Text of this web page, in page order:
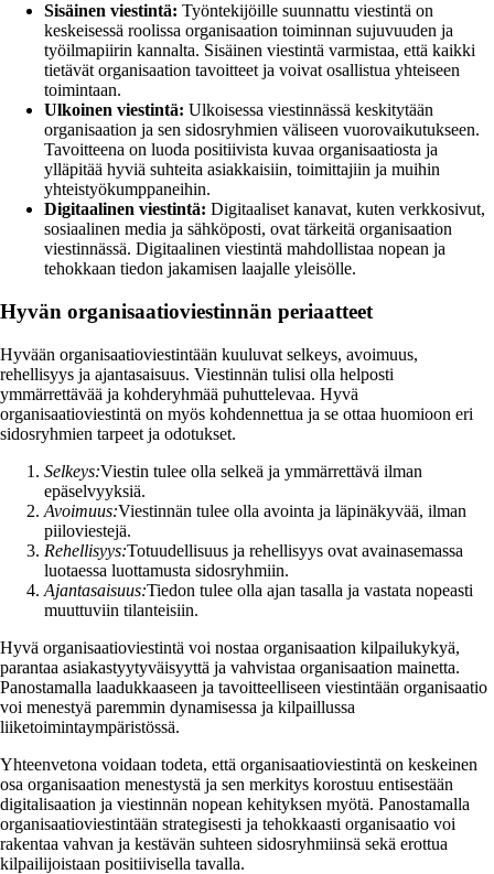
Sisäinen viestintä: Työntekijöille suunnattu viestintä on
keskeisessä roolissa organisaation toiminnan sujuvuuden ja
työilmapiirin kannalta. Sisäinen viestintä varmistaa, että kaikki
tietävät organisaation tavoitteet ja voivat osallistua yhteiseen
toimintaan.
Ulkoinen viestintä: Ulkoisessa viestinnässä keskitytään
organisaation ja sen sidosryhmien väliseen vuorovaikutukseen.
Tavoitteena on luoda positiivista kuvaa organisaatiosta ja
ylläpitää hyviä suhteita asiakkaisiin, toimittajiin ja muihin
yhteistyökumppaneihin.
Digitaalinen viestintä: Digitaaliset kanavat, kuten verkkosivut,
sosiaalinen media ja sähköposti, ovat tärkeitä organisaation
viestinnässä. Digitaalinen viestintä mahdollistaa nopean ja
tehokkaan tiedon jakamisen laajalle yleisölle.
Hyvän organisaatioviestinnän periaatteet
Hyvään organisaatioviestintään kuuluvat selkeys, avoimuus,
rehellisyys ja ajantasaisuus. Viestinnän tulisi olla helposti
ymmärrettävää ja kohderyhmää puhuttelevaa. Hyvä
organisaatioviestintä on myös kohdennettua ja se ottaa huomioon eri
sidosryhmien tarpeet ja odotukset.
Selkeys:Viestin tulee olla selkeä ja ymmärrettävä ilman
epäselvyyksiä.
Avoimuus:Viestinnän tulee olla avointa ja läpinäkyvää, ilman
piiloviestejä.
Rehellisyys:Totuudellisuus ja rehellisyys ovat avainasemassa
luotaessa luottamusta sidosryhmiin.
Ajantasaisuus:Tiedon tulee olla ajan tasalla ja vastata nopeasti
muuttuviin tilanteisiin.
Hyvä organisaatioviestintä voi nostaa organisaation kilpailukykyä,
parantaa asiakastyytyväisyyttä ja vahvistaa organisaation mainetta.
Panostamalla laadukkaaseen ja tavoitteelliseen viestintään organisaatio
voi menestyä paremmin dynamisessa ja kilpaillussa
liiketoimintaympäristössä.
Yhteenvetona voidaan todeta, että organisaatioviestintä on keskeinen
osa organisaation menestystä ja sen merkitys korostuu entisestään
digitalisaation ja viestinnän nopean kehityksen myötä. Panostamalla
organisaatioviestintään strategisesti ja tehokkaasti organisaatio voi
rakentaa vahvan ja kestävän suhteen sidosryhmiinsä sekä erottua
kilpailijoistaan positiivisella tavalla.